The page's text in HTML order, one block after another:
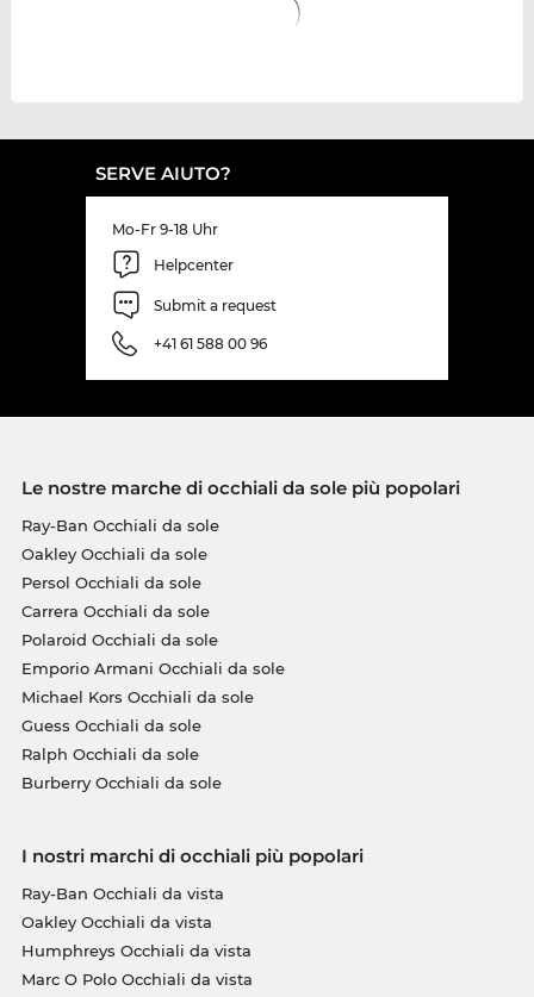
SERVE AIUTO?
Mo-Fr 9-18 Uhr
Helpcenter
Submit a request
+41 61 588 00 96
Le nostre marche di occhiali da sole più popolari
Ray-Ban Occhiali da sole
Oakley Occhiali da sole
Persol Occhiali da sole
Carrera Occhiali da sole
Polaroid Occhiali da sole
Emporio Armani Occhiali da sole
Michael Kors Occhiali da sole
Guess Occhiali da sole
Ralph Occhiali da sole
Burberry Occhiali da sole
I nostri marchi di occhiali più popolari
Ray-Ban Occhiali da vista
Oakley Occhiali da vista
Humphreys Occhiali da vista
Marc O Polo Occhiali da vista